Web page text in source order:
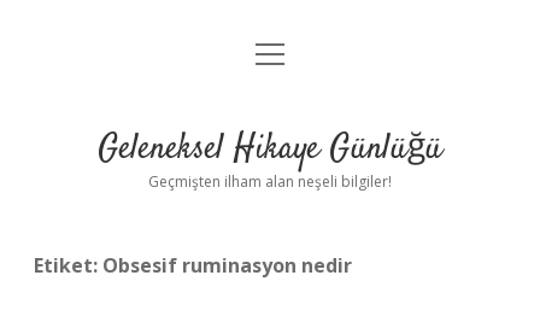
Anasayfa
Yasal Uyarı
menüyü
Geleneksel Hikaye Günlüğü
Geçmişten ilham alan neşeli bilgiler!
Etiket: Obsesif ruminasyon nedir